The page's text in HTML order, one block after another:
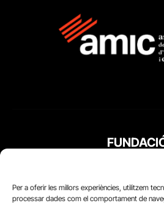
Per a oferir les millors experiències, utilitzem
processar dades com el comportament de